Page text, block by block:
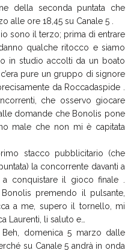
della seconda puntata che
alle ore 18,45 su Canale 5 .
sono il terzo; prima di entrare
qualche ritocco e siamo
in studio accolti da un boato
pure un gruppo di signore
da Roccadaspide .
che osservo giocare
domande che Bonolis pone
male che non mi è capitata
stacco pubblicitario (che
la concorrente davanti a
conquistare il gioco finale .
premendo il pulsante,
a me, supero il tornello, mi
Laurenti, li saluto e…
Beh, domenica 5 marzo dalle
su Canale 5 andrà in onda